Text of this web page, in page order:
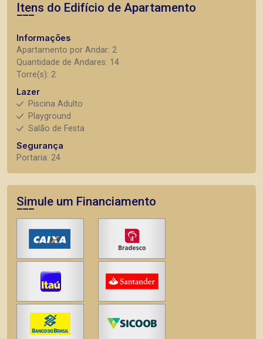
Itens do Edifício de Apartamento
Informações
Apartamento por Andar: 2
Quantidade de Andares: 14
Torre(s): 2
Lazer
Piscina Adulto
Playground
Salão de Festa
Segurança
Portaria: 24
Simule um Financiamento